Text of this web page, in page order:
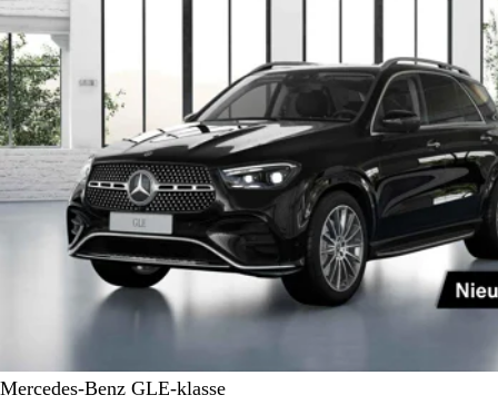
Mercedes-Benz GLE-klasse